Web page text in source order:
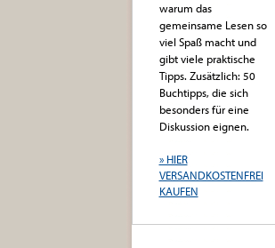
warum das
gemeinsame Lesen so
viel Spaß macht und
gibt viele praktische
Tipps. Zusätzlich: 50
Buchtipps, die sich
besonders für eine
Diskussion eignen.
» HIER
VERSANDKOSTENFREI
KAUFEN